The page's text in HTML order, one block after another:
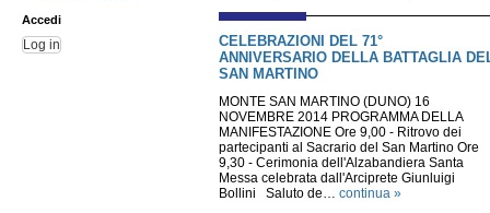
Accedi
Log in
CELEBRAZIONI DEL 71°
ANNIVERSARIO DELLA BATTAGLIA
SAN MARTINO
MONTE SAN MARTINO (DUNO) 16
NOVEMBRE 2014 PROGRAMMA DELLA
MANIFESTAZIONE Ore 9,00 - Ritrovo dei
partecipanti al Sacrario del San Martino Ore
9,30 - Cerimonia dell'Alzabandiera Santa
Messa celebrata dall'Arciprete Giunluigi
Bollini Saluto de… continua »